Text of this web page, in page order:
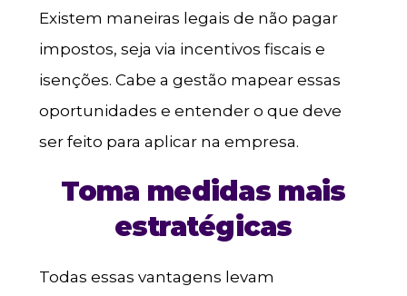
Existem maneiras legais de não pagar
impostos, seja via incentivos fiscais e
isenções. Cabe a gestão mapear essas
oportunidades e entender o que deve
ser feito para aplicar na empresa.
Toma medidas mais
estratégicas
Todas essas vantagens levam